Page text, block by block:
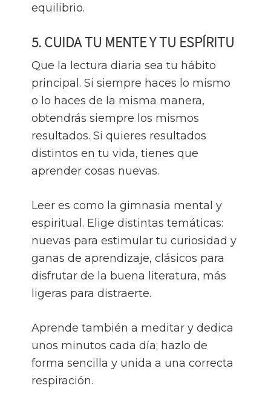
equilibrio.
5. CUIDA TU MENTE Y TU ESPÍRITU
Que la lectura diaria sea tu hábito
principal. Si siempre haces lo mismo
o lo haces de la misma manera,
obtendrás siempre los mismos
resultados. Si quieres resultados
distintos en tu vida, tienes que
aprender cosas nuevas.
Leer es como la gimnasia mental y
espiritual. Elige distintas temáticas:
nuevas para estimular tu curiosidad y
ganas de aprendizaje, clásicos para
disfrutar de la buena literatura, más
ligeras para distraerte.
Aprende también a meditar y dedica
unos minutos cada día; hazlo de
forma sencilla y unida a una correcta
respiración.